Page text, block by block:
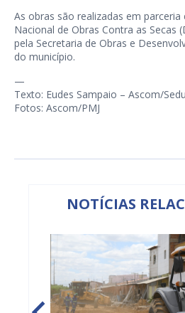
As obras são realizadas em
Nacional de Obras Contra as Secas
pela Secretaria de Obras e
do município.
—
Texto: Eudes Sampaio – Ascom/
Fotos: Ascom/PMJ
NOTÍCIAS